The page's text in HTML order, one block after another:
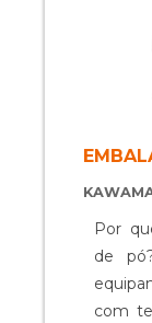
Por
de
com